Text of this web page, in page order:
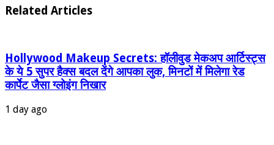
Related Articles
Hollywood Makeup Secrets: हॉलीवुड मेकअप आर्टिस्ट्स
के ये 5 सुपर हैक्स बदल देंगे आपका लुक, मिनटों में मिलेगा रेड
कार्पेट जैसा ग्‍लोइंग निखार
1 day ago